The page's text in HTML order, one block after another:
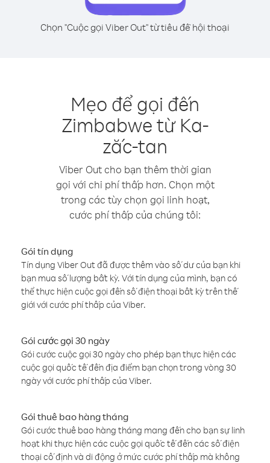
Chọn "Cuộc gọi Viber Out" từ tiêu đề hội thoại
Mẹo để gọi đến
Zimbabwe từ Ka-
zắc-tan
Viber Out cho bạn thêm thời gian
gọi với chi phí thấp hơn. Chọn một
trong các tùy chọn gọi linh hoạt,
cước phí thấp của chúng tôi:
Gói tín dụng
Tín dụng Viber Out đã được thêm vào số dư của bạn khi
bạn mua số lượng bất kỳ. Với tín dụng của mình, bạn có
thể thực hiện cuộc gọi đến số điện thoại bất kỳ trên thế
giới với cước phí thấp của Viber.
Gói cước gọi 30 ngày
Gói cước cuộc gọi 30 ngày cho phép bạn thực hiện các
cuộc gọi quốc tế đến địa điểm bạn chọn trong vòng 30
ngày với cước phí thấp của Viber.
Gói thuê bao hàng tháng
Gói cước thuê bao hàng tháng mang đến cho bạn sự linh
hoạt khi thực hiện các cuộc gọi quốc tế đến các số điện
thoại cố định và di động ở mức cước phí thấp mà không